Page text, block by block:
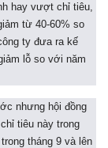
hay vượt chỉ tiêu,
từ 40-60% so
ty đưa ra kế
lỗ so với năm
nhưng hội đồng
tiêu này trong
tháng 9 và lên